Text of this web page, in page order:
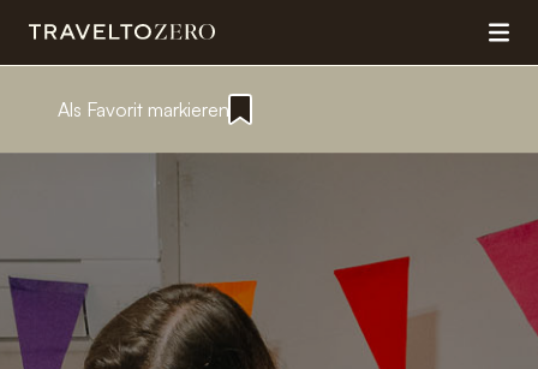
Als Favorit markieren